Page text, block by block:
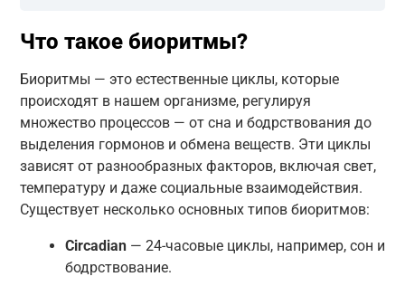
Что такое биоритмы?
Биоритмы — это естественные циклы, которые
происходят в нашем организме, регулируя
множество процессов — от сна и бодрствования до
выделения гормонов и обмена веществ. Эти циклы
зависят от разнообразных факторов, включая свет,
температуру и даже социальные взаимодействия.
Существует несколько основных типов биоритмов:
Circadian— 24-часовые циклы, например, сон и
бодрствование.